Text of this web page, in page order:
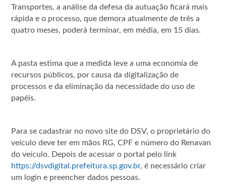
Transportes, a análise da defesa da autuação ficará mais
rápida e o processo, que demora atualmente de três a
quatro meses, poderá terminar, em média, em 15 dias.
A pasta estima que a medida leve a uma economia de
recursos públicos, por causa da digitalização de
processos e da eliminação da necessidade do uso de
papéis.
Para se cadastrar no novo site do DSV, o proprietário do
veículo deve ter em mãos RG, CPF e número do Renavan
do veículo. Depois de acessar o portal pelo link
https://dsvdigital.prefeitura.sp.gov.br, é necessário criar
um login e preencher dados pessoas.